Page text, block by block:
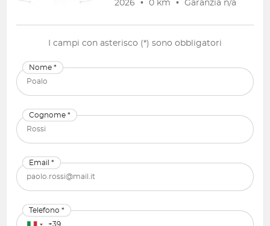
2026 • 0 km • Garanzia n/a
I campi con asterisco (*) sono obbligatori
Nome *
Cognome *
Email *
Telefono *